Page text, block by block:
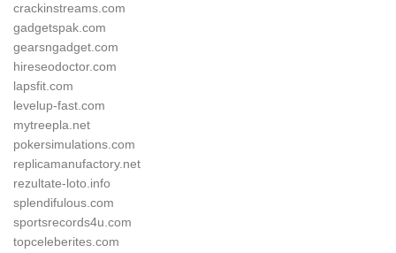
crackinstreams.com
gadgetspak.com
gearsngadget.com
hireseodoctor.com
lapsfit.com
levelup-fast.com
mytreepla.net
pokersimulations.com
replicamanufactory.net
rezultate-loto.info
splendifulous.com
sportsrecords4u.com
topceleberites.com